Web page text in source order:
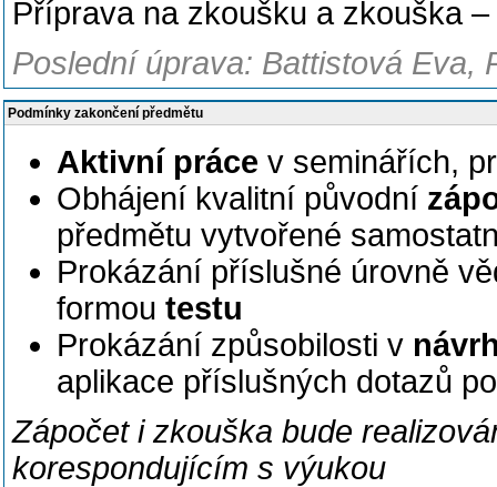
Příprava na zkoušku a zkouška –
Poslední úprava: Battistová Eva,
Podmínky zakončení předmětu
Aktivní práce v seminářích,
Obhájení kvalitní původní
předmětu vytvořené
Prokázání příslušné úrovně
formou testu
Prokázání způsobilosti v
aplikace příslušných dotazů
Zápočet i zkouška bude
korespondujícím s výukou